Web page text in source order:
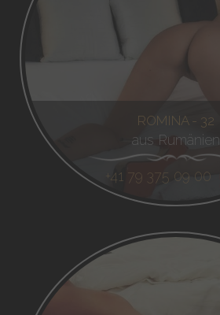
ROMINA - 32
aus Rumänien
+41 79 375 09 00